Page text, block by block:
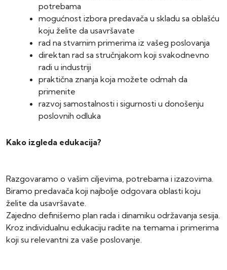
potrebama
mogućnost izbora predavača u skladu sa oblašću
koju želite da usavršavate
rad na stvarnim primerima iz vašeg poslovanja
direktan rad sa stručnjakom koji svakodnevno
radi u industriji
praktična znanja koja možete odmah da
primenite
razvoj samostalnosti i sigurnosti u donošenju
poslovnih odluka
Kako izgleda edukacija?
Razgovaramo o vašim ciljevima, potrebama i izazovima.
Biramo predavača koji najbolje odgovara oblasti koju
želite da usavršavate.
Zajedno definišemo plan rada i dinamiku održavanja sesija.
Kroz individualnu edukaciju radite na temama i primerima
koji su relevantni za vaše poslovanje.